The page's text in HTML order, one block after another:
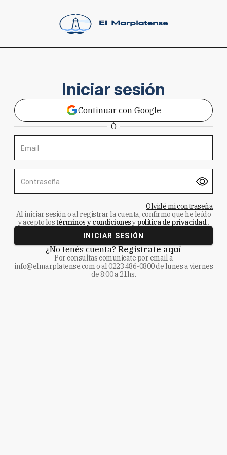
Iniciar sesión
Continuar con Google
Ó
Email
Contraseña
Olvidé mi contraseña
Al iniciar sesión o al registrar la cuenta, confirmo que he leído
y acepto lostérminos y condicionesypolítica de privacidad.
INICIAR SESIÓN
¿No tenés cuenta? Registrate aquí
Por consultas comunicate por email a
info@elmarplatense.como al0223 486-0800de lunes a viernes
de 8:00 a 21hs.